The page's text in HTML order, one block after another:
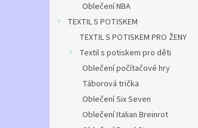
Oblečení NBA
TEXTIL S POTISKEM
TEXTIL S POTISKEM PRO ŽENY
Textil s potiskem pro děti
Oblečení počítačové hry
Táborová trička
Oblečení Six Seven
Oblečení Italian Breinrot